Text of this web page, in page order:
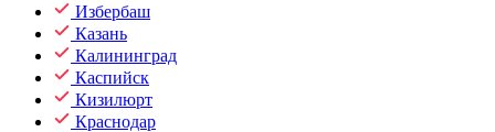
Избербаш
Казань
Калининград
Каспийск
Кизилюрт
Краснодар